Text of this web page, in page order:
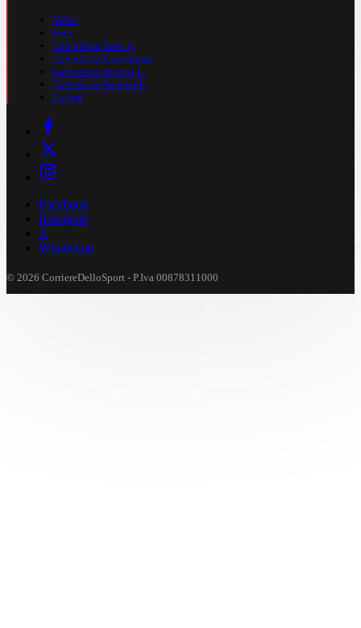
Video
Foto
Calendario Serie A
Calendario Champions
Calendario Europa L.
Calendario Premier L.
Casinò
Facebook
Instagram
X
WhatsApp
© 2026 CorriereDelloSport - P.Iva 00878311000